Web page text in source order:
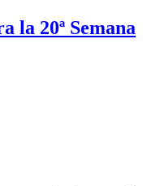
la 20ª Semana